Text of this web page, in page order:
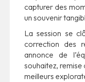
capturer des
un souvenir
La session se
correction des
annonce de
souhaitez,
meilleurs